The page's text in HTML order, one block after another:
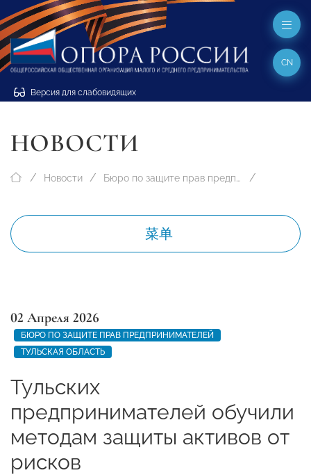
Версия для слабовидящих
CN
НОВОСТИ
Новости Бюро по защите прав предпринимателей
菜单
02 Апреля 2026
БЮРО ПО ЗАЩИТЕ ПРАВ ПРЕДПРИНИМАТЕЛЕЙ
ТУЛЬСКАЯ ОБЛАСТЬ
Тульских
предпринимателей обучили
методам защиты активов от
рисков